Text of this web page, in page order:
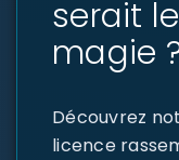
serait
magie
Découvrez
licence